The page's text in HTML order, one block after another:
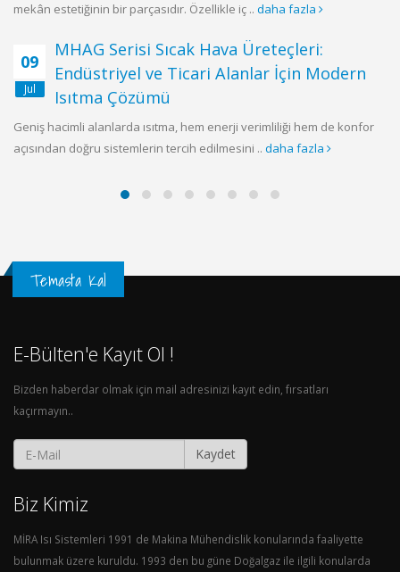
mekân estetiğinin bir parçasıdır. Özellikle iç .. daha fazla
09
Jul
MHAG Serisi Sıcak Hava Üreteçleri:
Endüstriyel ve Ticari Alanlar İçin Modern
Isıtma Çözümü
Geniş hacimli alanlarda ısıtma, hem enerji verimliliği hem de konfor
açısından doğru sistemlerin tercih edilmesini .. daha fazla
Temasta Kal
E-Bülten'e Kayıt Ol !
Bizden haberdar olmak için mail adresinizi kayıt edin, fırsatları
kaçırmayın..
Kaydet
Biz Kimiz
MİRA Isı Sistemleri 1991 de Makina Mühendislik konularında faaliyette
bulunmak üzere kuruldu. 1993 den bu güne Doğalgaz ile ilgili konularda